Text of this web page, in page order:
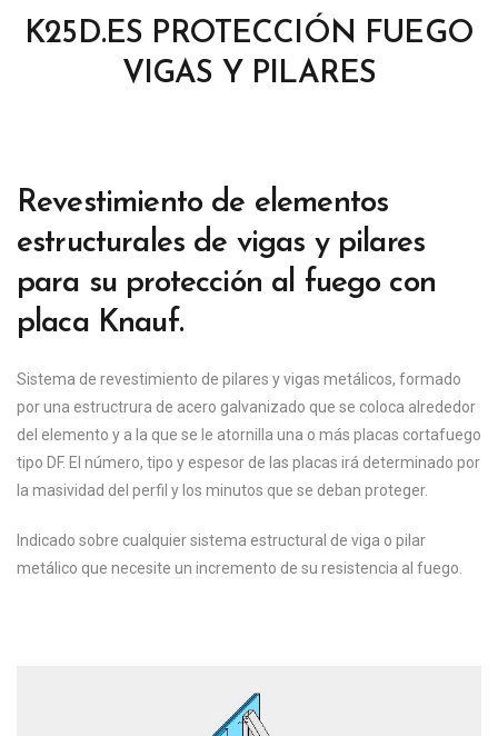
K25D.ES PROTECCIÓN FUEGO
VIGAS Y PILARES
Revestimiento de elementos
estructurales de vigas y pilares
para su protección al fuego con
placa Knauf.
Sistema de revestimiento de pilares y vigas metálicos, formado
por una estructrura de acero galvanizado que se coloca alrededor
del elemento y a la que se le atornilla una o más placas cortafuego
tipo DF. El número, tipo y espesor de las placas irá determinado por
la masividad del perfil y los minutos que se deban proteger.
Indicado sobre cualquier sistema estructural de viga o pilar
metálico que necesite un incremento de su resistencia al fuego.